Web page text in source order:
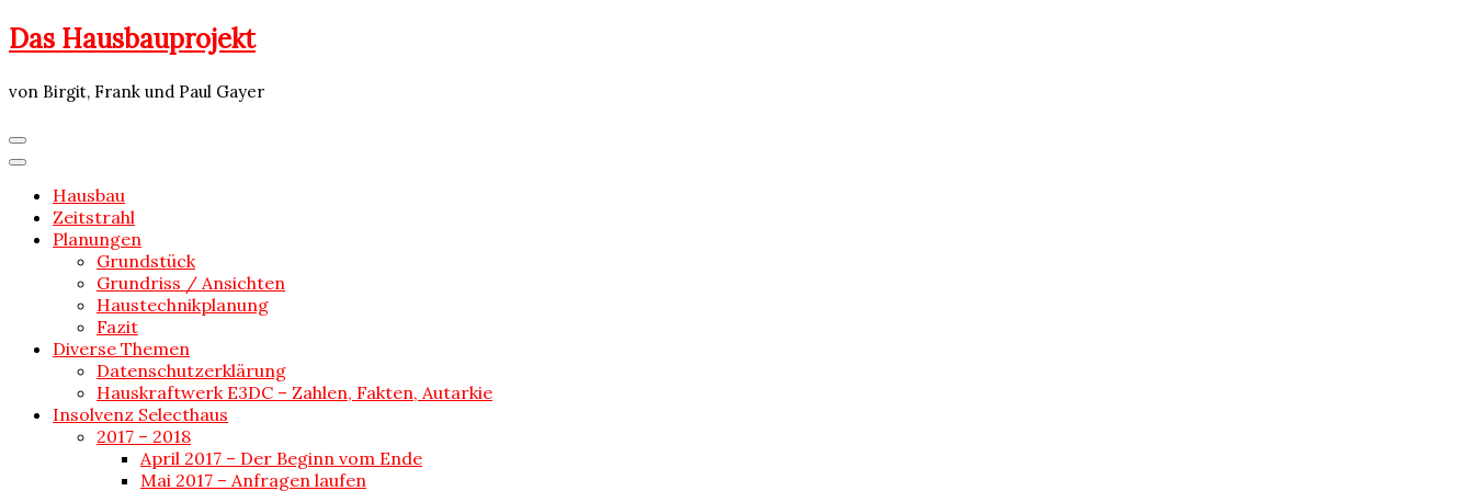
Skip
to
Das Hausbauprojekt
von Birgit, Frank und Paul Gayer
Hausbau
Zeitstrahl
Planungen
Grundstück
Grundriss / Ansichten
Haustechnikplanung
Fazit
Diverse Themen
Datenschutzerklärung
Hauskraftwerk E3DC – Zahlen, Fakten, Autarkie
Insolvenz Selecthaus
2017 – 2018
April 2017 – Der Beginn vom Ende
Mai 2017 – Anfragen laufen